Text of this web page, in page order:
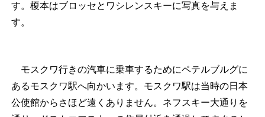
す。榎本はブロッセとワシレンスキーに写真を与えま
す。
モスクワ行きの汽車に乗車するためにペテルブルグに
あるモスクワ駅へ向かいます。モスクワ駅は当時の日本
公使館からさほど遠くありません。ネフスキー大通りを